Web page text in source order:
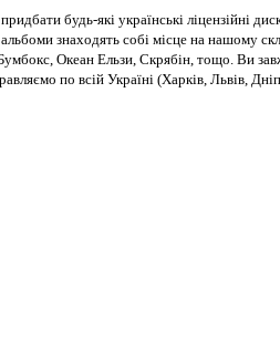
будь-які українські ліцензійні
знаходять собі місце на нашому
Океан Ельзи, Скрябін, тощо. Ви
по всій Україні (Харків, Львів,